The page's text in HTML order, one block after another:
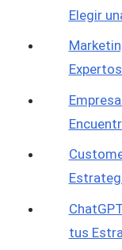
Elegir
tus